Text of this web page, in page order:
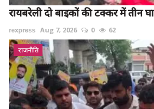
रायबरेली दो बाइकों की टक्कर में तीन
rexpress Aug 7, 2026 0 62
राजनीति